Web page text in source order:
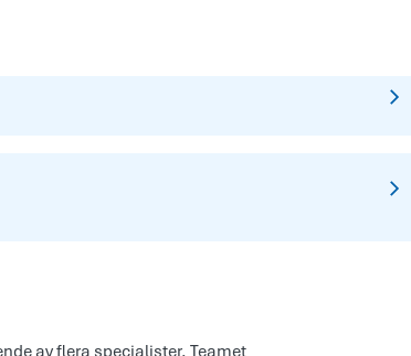
av flera specialister. Teamet